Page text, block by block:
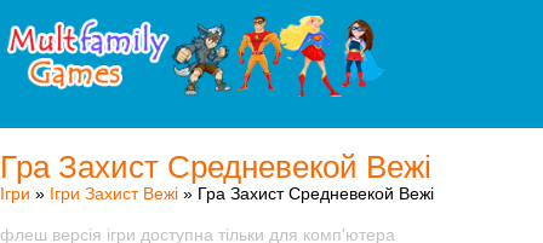
Гра Захист Средневекой Вежі
Ігри » Ігри Захист Вежі » Гра Захист Средневекой Вежі
флеш версія ігри доступна тільки для комп'ютера